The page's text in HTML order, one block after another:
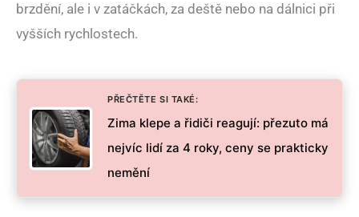
brzdění, ale i v zatáčkách, za deště nebo na dálnici při
vyšších rychlostech.
PŘEČTĚTE SI TAKÉ:
Zima klepe a řidiči reagují: přezuto má
nejvíc lidí za 4 roky, ceny se prakticky
nemění